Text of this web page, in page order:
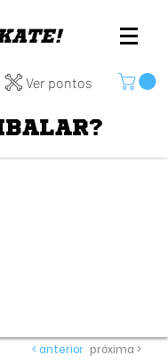
Ver pontos
< anterior próxima >